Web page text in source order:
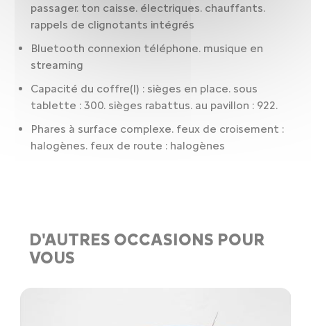
passager. ton caisse. électriques. chauffants.
rappels de clignotants intégrés
Bluetooth connexion téléphone. musique en
streaming
Capacité du coffre(l) : sièges en place. sous
tablette : 300. sièges rabattus. au pavillon : 922.
Phares à surface complexe. feux de croisement :
halogènes. feux de route : halogènes
D'AUTRES OCCASIONS POUR
VOUS